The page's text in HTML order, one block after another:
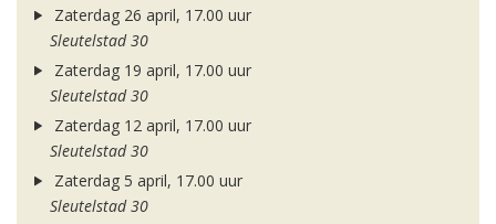
Zaterdag 26 april, 17.00 uur
Sleutelstad 30
Zaterdag 19 april, 17.00 uur
Sleutelstad 30
Zaterdag 12 april, 17.00 uur
Sleutelstad 30
Zaterdag 5 april, 17.00 uur
Sleutelstad 30